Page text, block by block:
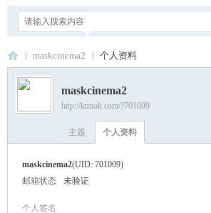
›
maskcinema2 个人资料
maskcinema2
http://ktmoli.com/?701009
主题 个人资料
maskcinema2(UID: 701009)
邮箱状态
未验证
个人签名